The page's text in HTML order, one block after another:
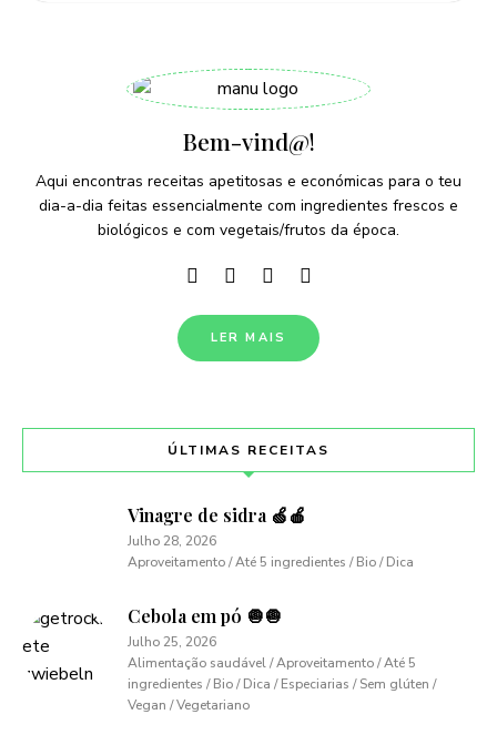
Bem-vind@!
Aqui encontras receitas apetitosas e económicas para o teu
dia-a-dia feitas essencialmente com ingredientes frescos e
biológicos e com vegetais/frutos da época.
LER MAIS
ÚLTIMAS RECEITAS
Vinagre de sidra 🍏🍎
Julho 28, 2026
Aproveitamento / Até 5 ingredientes / Bio / Dica
Cebola em pó 🧅🧅
Julho 25, 2026
Alimentação saudável / Aproveitamento / Até 5
ingredientes / Bio / Dica / Especiarias / Sem glúten /
Vegan / Vegetariano